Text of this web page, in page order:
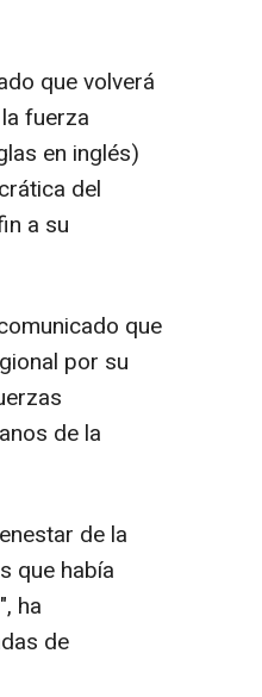
que volverá
fuerza
en inglés)
del
a su
que
por su
de la
de la
que había
ha
de